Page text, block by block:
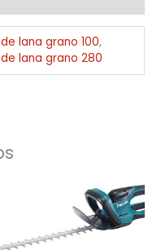
lana grano 100,
lana grano 280